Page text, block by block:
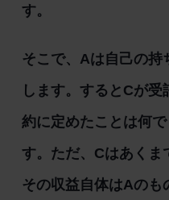
す。
そこで、Aは自己の持
します。するとCが
約に定めたことは何
す。ただ、Cはあくま
その収益自体はAのも